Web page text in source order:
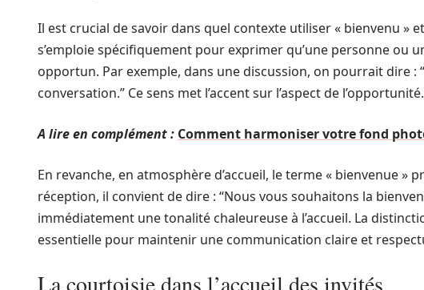
Il est crucial de savoir dans quel contexte utiliser « bienvenu »
s’emploie spécifiquement pour exprimer qu’une personne ou
opportun. Par exemple, dans une discussion, on pourrait dire :
conversation.” Ce sens met l’accent sur l’aspect de l’opportunité.
A lire en complément : Comment harmoniser votre fond
En revanche, en atmosphère d’accueil, le terme « bienvenue »
réception, il convient de dire : “Nous vous souhaitons la
immédiatement une tonalité chaleureuse à l’accueil. La
essentielle pour maintenir une communication claire et
La courtoisie dans l’accueil des invités